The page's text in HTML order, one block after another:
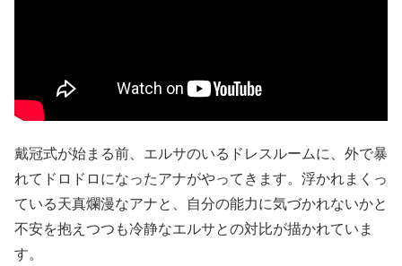
戴冠式が始まる前、エルサのいるドレスルームに、外で暴
れてドロドロになったアナがやってきます。浮かれまくっ
ている天真爛漫なアナと、自分の能力に気づかれないかと
不安を抱えつつも冷静なエルサとの対比が描かれていま
す。